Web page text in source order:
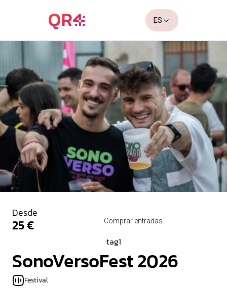
ES
Desde
25 € Comprar entradas
tag1
SonoVersoFest 2026
Festival